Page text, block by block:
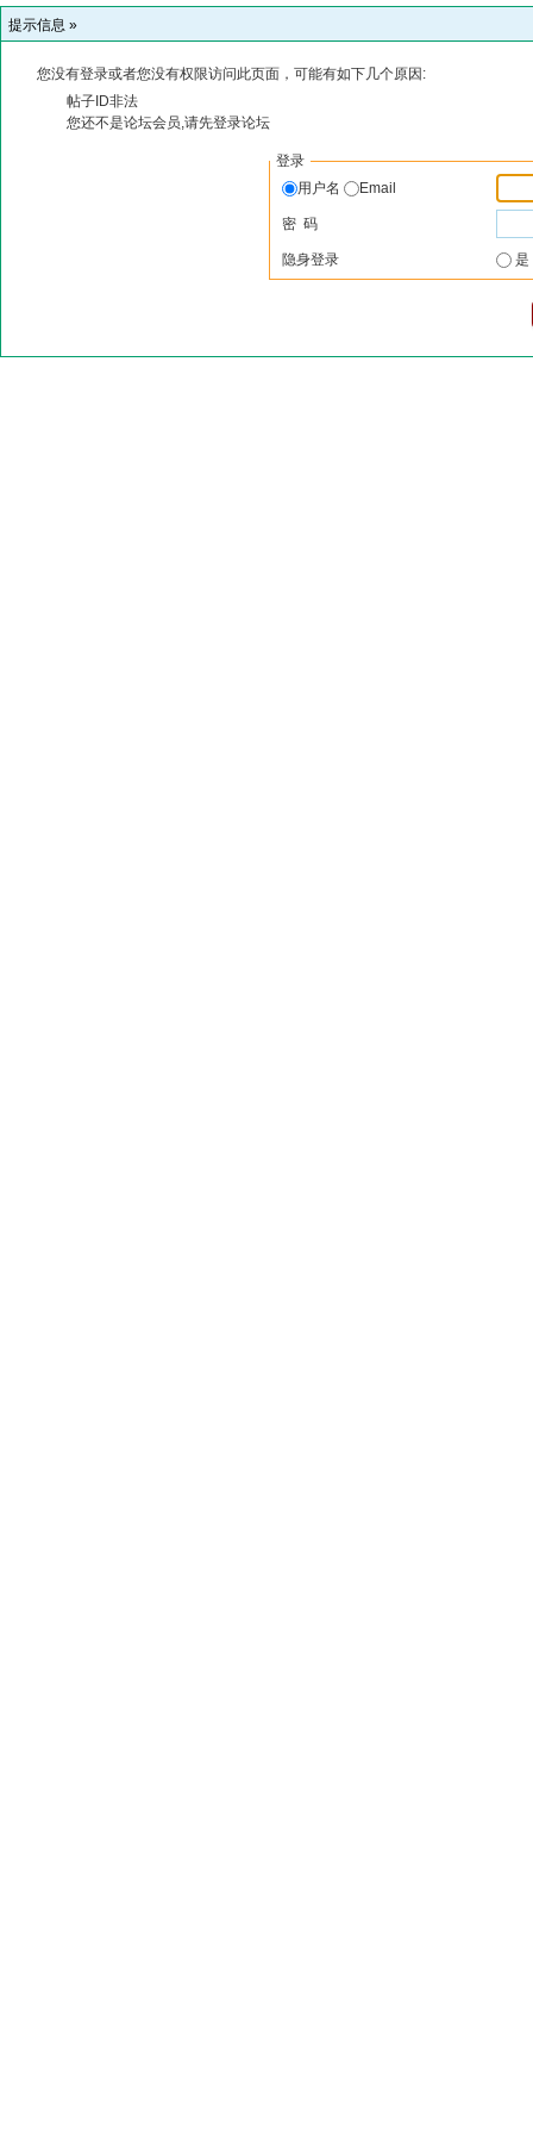
提示信息 »
您没有登录或者您没有权限访问此页面，可能有如下几个原因:
帖子ID非法
您还不是论坛会员,请先登录论坛
登录
用户名
Email
密 码
隐身登录